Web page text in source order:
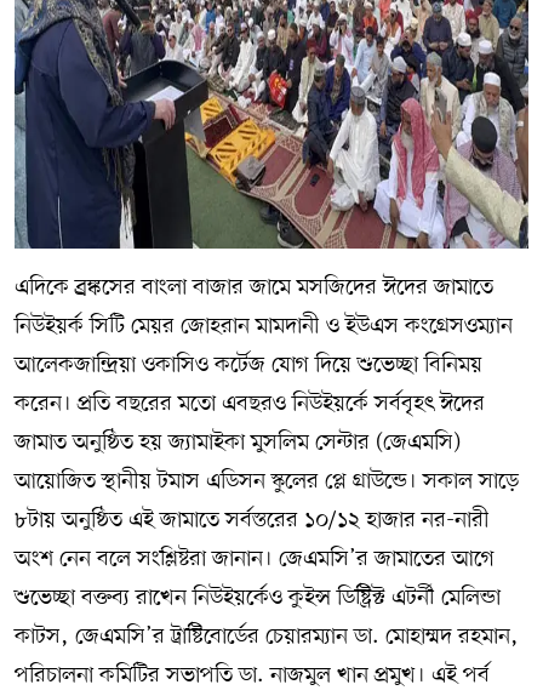
এদিকে ব্র্রঙ্কসের বাংলা বাজার জামে মসজিদের ঈদের জামাতে
নিউইয়র্ক সিটি মেয়র জোহরান মামদানী ও ইউএস কংগ্রেসওম্যান
আলেকজান্দ্রিয়া ওকাসিও কর্টেজ যোগ দিয়ে শুভেচ্ছা বিনিময়
করেন। প্রতি বছরের মতো এবছরও নিউইয়র্কে সর্ববৃহৎ ঈদের
জামাত অনুষ্ঠিত হয় জ্যামাইকা মুসলিম সেন্টার (জেএমসি)
আয়োজিত স্থানীয় টমাস এডিসন স্কুলের প্লে গ্রাউন্ডে। সকাল সাড়ে
৮টায় অনুষ্ঠিত এই জামাতে সর্বস্তরের ১০/১২ হাজার নর-নারী
অংশ নেন বলে সংশ্লিষ্টরা জানান। জেএমসি’র জামাতের আগে
শুভেচ্ছা বক্তব্য রাখেন নিউইয়র্কেও কুইন্স ডিষ্ট্রিক্ট এটর্নী মেলিন্ডা
কাটস, জেএমসি’র ট্রাষ্টিবোর্ডের চেয়ারম্যান ডা. মোহাম্মদ রহমান,
পরিচালনা কমিটির সভাপতি ডা. নাজমুল খান প্রমুখ। এই পর্ব